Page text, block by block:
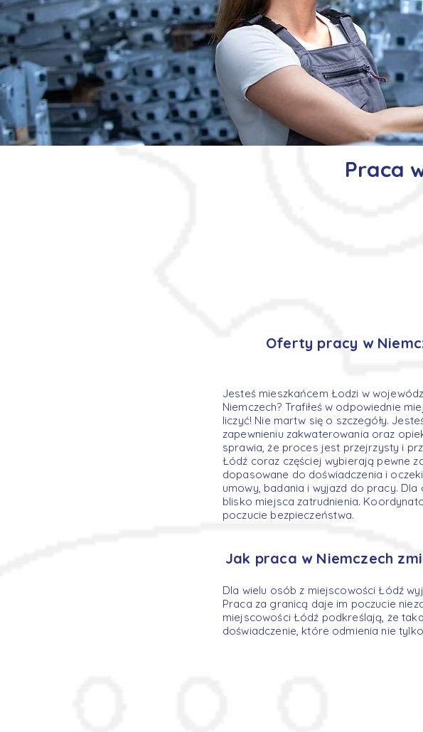
Praca
Oferty pracy w
Jesteś mieszkańcem Łodzi w
Niemczech? Trafiłeś w odpowiednie
liczyć! Nie martw się o szczegóły.
zapewnieniu zakwaterowania oraz
sprawia, że proces jest przejrzysty i
Łódź coraz częściej wybierają pewne
dopasowane do doświadczenia i
umowy, badania i wyjazd do pracy.
blisko miejsca zatrudnienia.
poczucie bezpieczeństwa.
Jak praca w Niemczech
Dla wielu osób z miejscowości Łódź
Praca za granicą daje im poczucie
miejscowości Łódź podkreślają, że
doświadczenie, które odmienia nie